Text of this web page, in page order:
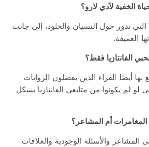
الخفية لآدي لارو؟
التي تدور حول النسيان والخلود، إلى جانب
العميقة.
الفانتازيا فقط؟
بها أيضًا القراء الذين يفضلون الروايات
لو لم يكونوا من متابعي الفانتازيا بشكل
أم المشاعر؟
المشاعر والأسئلة الوجودية والعلاقات